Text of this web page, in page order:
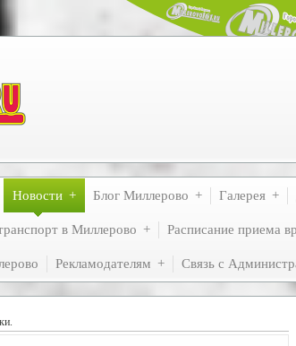
Новости Блог Миллерово Галерея
в Миллерово Расписание приема
Рекламодателям Связь с